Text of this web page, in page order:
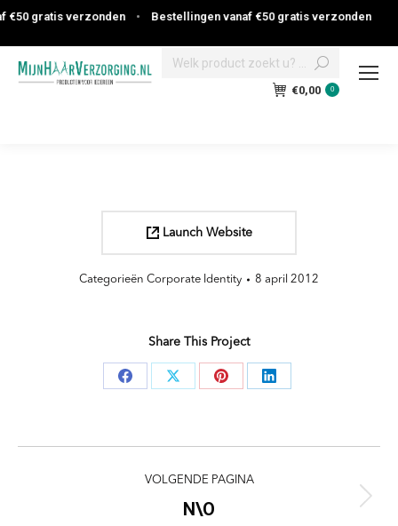
gratis verzonden Bestellingen vanaf €50 gratis verzonden
Search:
€0,00 0
Launch Website
Categorieën Corporate Identity 8 april 2012
Share This Project
Deel
Deel
Deel
Deel
VOLGENDE PAGINA
Next
N\O